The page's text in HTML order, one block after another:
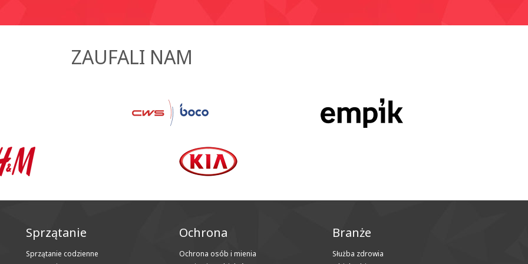
ZAUFALI NAM
Sprzątanie
Sprzątanie codzienne
Ochrona
Ochrona osób i mienia
Branże
Służba zdrowia